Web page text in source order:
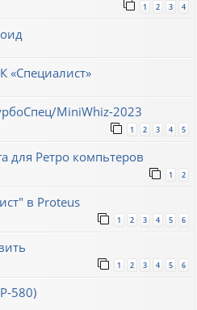
1 2 3 4
«Специалист»
MiniWhiz-2023
1 2 3 4 5
для Ретро компьтеров
1 2
в Proteus
1 2 3 4 5 6
1 2 3 4 5 6
580)